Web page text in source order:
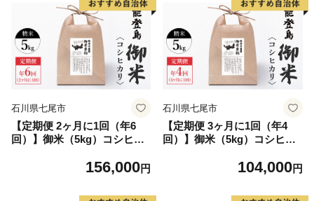
米 ご飯 米 北海道米 JAふら
の ホクレン ホクレン米 送料
無料 北海道 上富良野町
石川県七尾市
【定期便 2ヶ月に1回（年6
回）】御米（5kg）コシヒカ
156,000円
石川県七尾市
【定期便 3ヶ月に1回（年4
回）】御米（5kg）コシヒカ
104,000円